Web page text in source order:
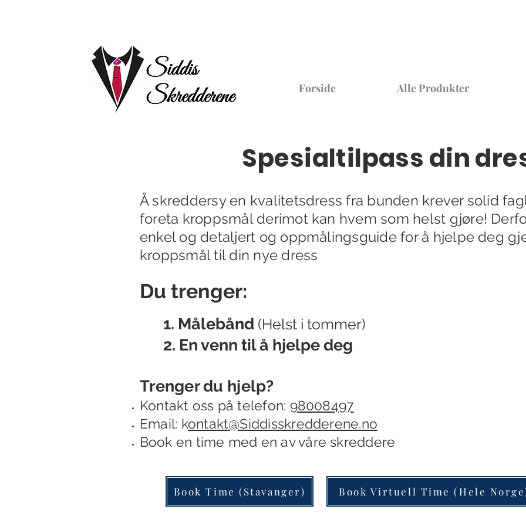
Forside Alle Produkter
Spesialtilpass din
Å skreddersy en kvalitetsdress fra bunden krever solid
foreta kroppsmål derimot kan hvem som helst gjøre!
enkel og detaljert og oppmålingsguide for å hjelpe deg
kroppsmål til din nye dress
Du trenger:
1. Målebånd (Helst i tommer)
2. En venn til å hjelpe deg
Trenger du hjelp?
Kontakt oss på telefon: 98008497
Email: kontakt@Siddisskredderene.no
Book en time med en av våre skreddere
Book Time (Stavanger) Book Virtuell Time (Hele